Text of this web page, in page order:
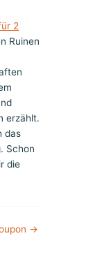
2
Ruinen
erzählt.
das
Schon
die
→